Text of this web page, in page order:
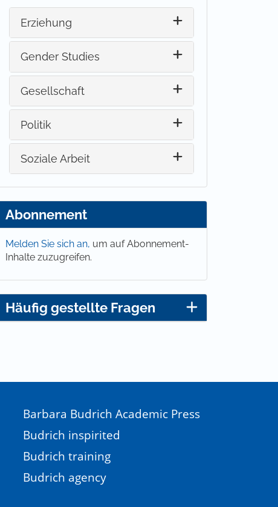
Erziehung
Gender Studies
Gesellschaft
Politik
Soziale Arbeit
Abonnement
Melden Sie sich an, um auf Abonnement-
Inhalte zuzugreifen.
Häufig gestellte Fragen
Barbara Budrich Academic Press
Budrich inspirited
Budrich training
Budrich agency